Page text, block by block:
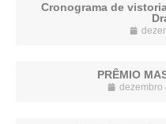
Cronograma de
PRÊMIO
dezembro